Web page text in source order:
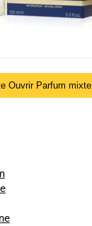
Ouvrir Parfum mixte